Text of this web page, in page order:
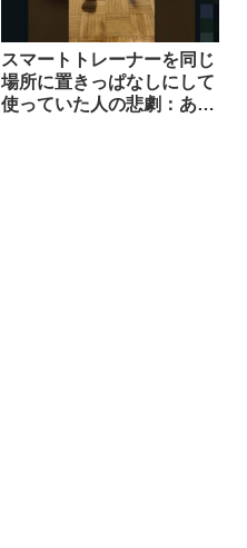
スマートトレーナーを同じ
場所に置きっぱなしにして
使っていた人の悲劇：あな